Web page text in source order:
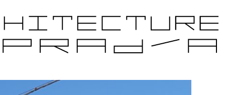
CANDIDATS ÉDITIONS PRÉCÉDENTES PARTENAIRES